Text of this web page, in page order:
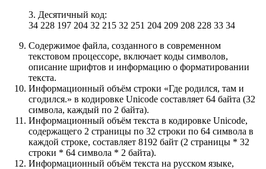
3. Десятичный код:
34 228 197 204 32 215 32 251 204 209 208 228 33 34
Содержимое файла, созданного в современном
текстовом процессоре, включает коды символов,
описание шрифтов и информацию о форматировании
текста.
Информационный объём строки «Где родился, там и
сгодился.» в кодировке Unicode составляет 64 байта (32
символа, каждый по 2 байта).
Информационный объём текста в кодировке Unicode,
содержащего 2 страницы по 32 строки по 64 символа в
каждой строке, составляет 8192 байт (2 страницы * 32
строки * 64 символа * 2 байта).
Информационный объём текста на русском языке,